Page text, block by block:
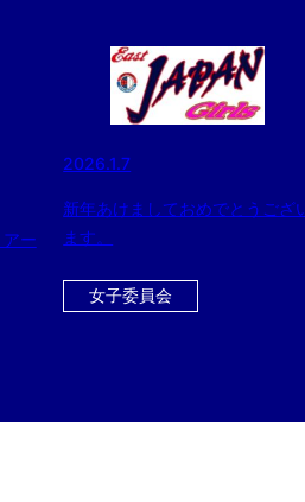
ー
2026.1.7
新年あけましておめでとうござ
ます。
女子委員会